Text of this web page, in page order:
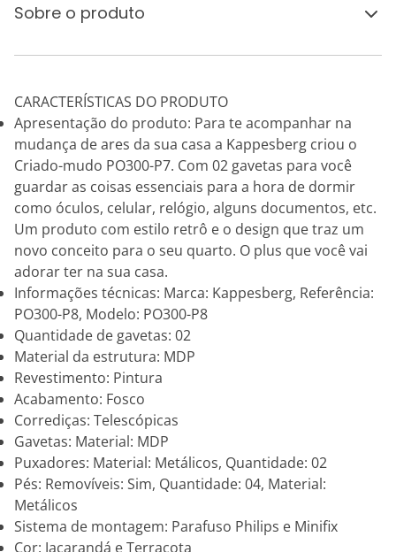
Sobre o produto
CARACTERÍSTICAS DO PRODUTO
Apresentação do produto: Para te acompanhar na
mudança de ares da sua casa a Kappesberg criou o
Criado-mudo PO300-P7. Com 02 gavetas para você
guardar as coisas essenciais para a hora de dormir
como óculos, celular, relógio, alguns documentos, etc.
Um produto com estilo retrô e o design que traz um
novo conceito para o seu quarto. O plus que você vai
adorar ter na sua casa.
Informações técnicas: Marca: Kappesberg, Referência:
PO300-P8, Modelo: PO300-P8
Quantidade de gavetas: 02
Material da estrutura: MDP
Revestimento: Pintura
Acabamento: Fosco
Corrediças: Telescópicas
Gavetas: Material: MDP
Puxadores: Material: Metálicos, Quantidade: 02
Pés: Removíveis: Sim, Quantidade: 04, Material:
Metálicos
Sistema de montagem: Parafuso Philips e Minifix
Cor: Jacarandá e Terracota